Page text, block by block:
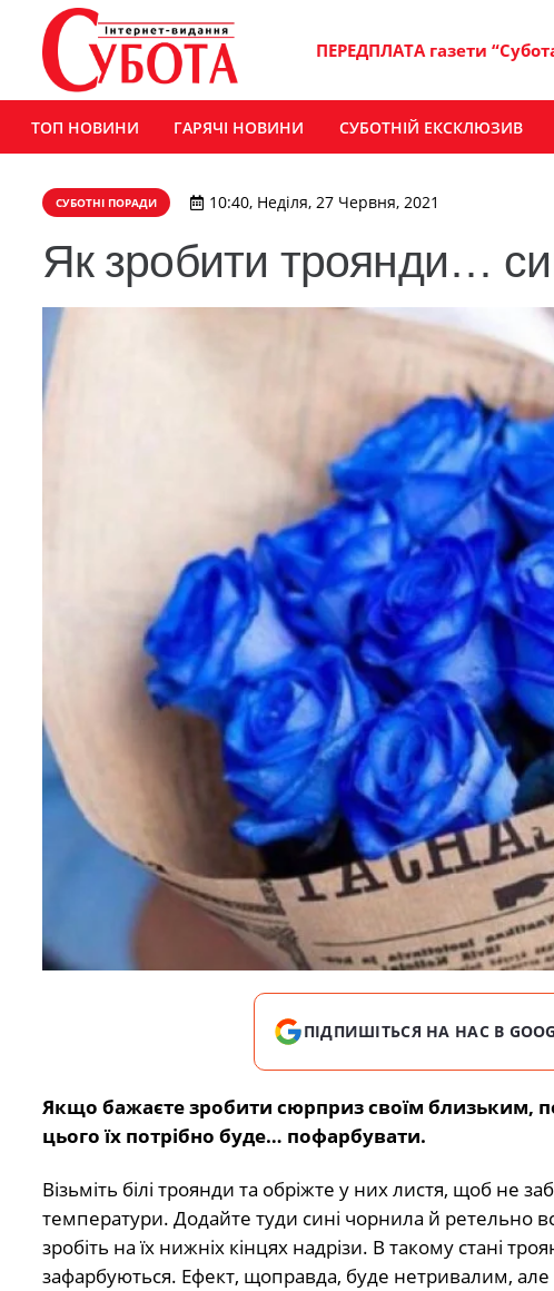
ПЕРЕДПЛАТА газети
ТОП НОВИНИ ГАРЯЧІ НОВИНИ СУБОТНІЙ ЕКСКЛЮЗИВ
СУБОТНІ ПОРАДИ 10:40, Неділя, 27 Червня, 2021
Як зробити троянди…
ПІДПИШІТЬСЯ НА НАС В
Якщо бажаєте зробити сюрприз своїм близьким,
цього їх потрібно буде… пофарбувати.
Візьміть білі троянди та обріжте у них листя, щоб не
температури. Додайте туди сині чорнила й ретельно
зробіть на їх нижніх кінцях надрізи. В такому стані
зафарбуються. Ефект, щоправда, буде нетривалим, але